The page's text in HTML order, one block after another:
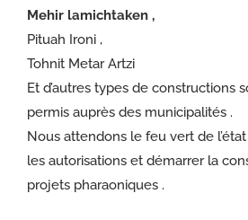
Mehir lamichtaken ,
Pituah Ironi ,
Tohnit Metar Artzi
Et d’autres types de constructions
permis auprès des municipalités .
Nous attendons le feu vert de
les autorisations et démarrer la
projets pharaoniques .